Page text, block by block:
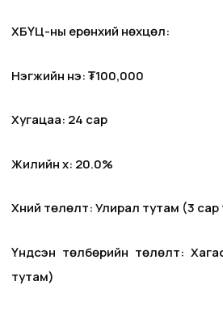
ХБҮЦ-ны ерөнхий нөхцөл:
Нэгжийн үнэ: ₮100,000
Хугацаа: 24 сар
Жилийн хүү: 20.0%
Хүүний төлөлт: Улирал тутам (3
Үндсэн төлбөрийн төлөлт:
тутам)